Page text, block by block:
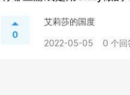
0
艾莉莎的国度
2022-05-05 0 个回